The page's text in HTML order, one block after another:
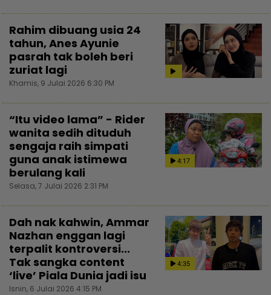
Rahim dibuang usia 24
tahun, Anes Ayunie
pasrah tak boleh beri
zuriat lagi
Khamis, 9 Julai 2026 6:30 PM
4:17
“Itu video lama” - Rider
wanita sedih dituduh
sengaja raih simpati
guna anak istimewa
berulang kali
Selasa, 7 Julai 2026 2:31 PM
4:35
Dah nak kahwin, Ammar
Nazhan enggan lagi
terpalit kontroversi...
Tak sangka content
‘live’ Piala Dunia jadi isu
Isnin, 6 Julai 2026 4:15 PM